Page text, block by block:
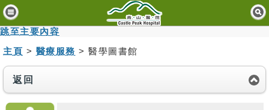
跳至主要內容
主
頁
病
人
與
訪
客
主頁 > 醫療服務 > 醫學圖書館
返回